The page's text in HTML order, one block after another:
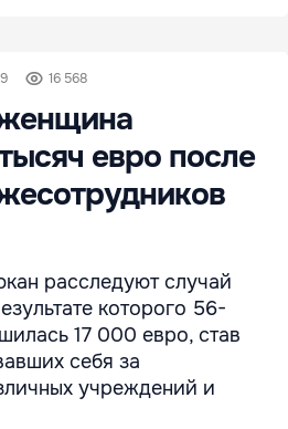
16 568
евро после
расследуют случай
которого 56-
17 000 евро, став
себя за
учреждений и